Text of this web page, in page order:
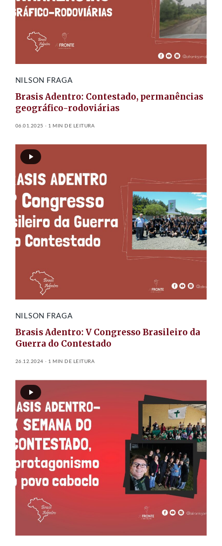
NILSON FRAGA
Brasis Adentro: Contestado, permanências
geográfico-rodoviárias
06.01.2025 1 MIN DE LEITURA
NILSON FRAGA
Brasis Adentro: V Congresso Brasileiro da
Guerra do Contestado
26.12.2024 1 MIN DE LEITURA